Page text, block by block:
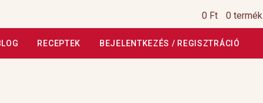
0 Ft 0 termék
RECEPTEK BEJELENTKEZÉS / REGISZTRÁCIÓ